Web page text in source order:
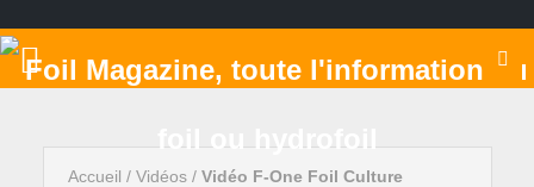
Accueil / Vidéos/ Vidéo F-One Foil Culture